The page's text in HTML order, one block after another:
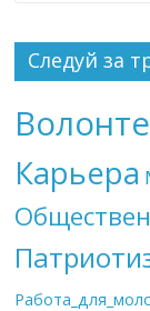
Следуй за
Карьера